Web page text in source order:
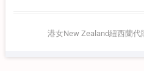
港女New Zealand紐西蘭代